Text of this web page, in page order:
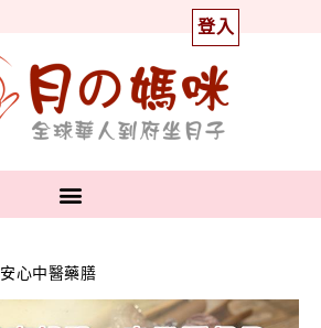
登入
安心中醫藥膳